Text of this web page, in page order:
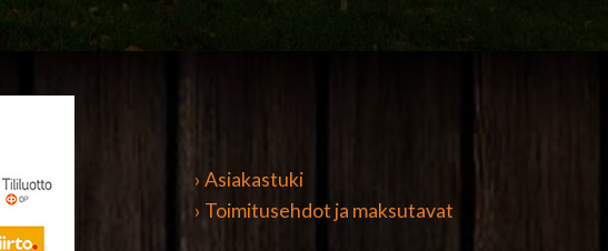
› Asiakastuki
› Toimitusehdot ja maksutavat